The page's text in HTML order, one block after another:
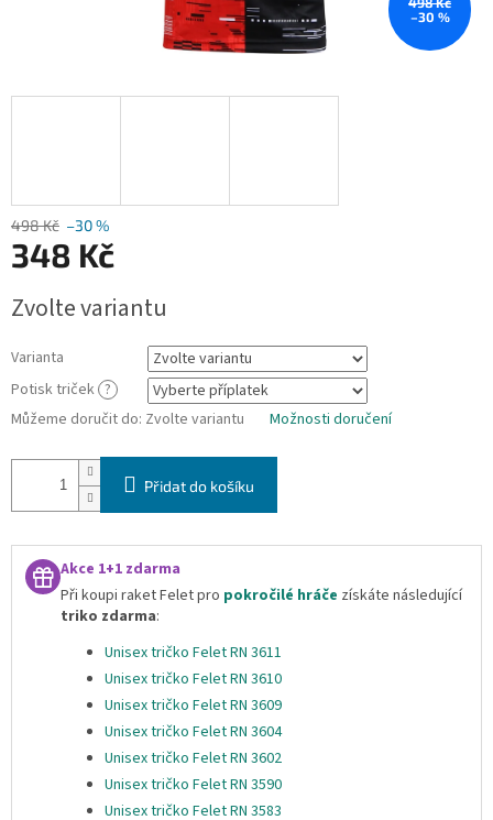
–30 %
498 Kč –30 %
348 Kč
cena:
Zvolte variantu
Varianta
Potisk triček ?
Můžeme doručit do: Zvolte variantu Možnosti doručení
Přidat do košíku
Akce 1+1 zdarma
Při koupi raket Felet pro pokročilé hráče získáte následující
triko zdarma:
Unisex tričko Felet RN 3611
Unisex tričko Felet RN 3610
Unisex tričko Felet RN 3609
Unisex tričko Felet RN 3604
Unisex tričko Felet RN 3602
Unisex tričko Felet RN 3590
Unisex tričko Felet RN 3583